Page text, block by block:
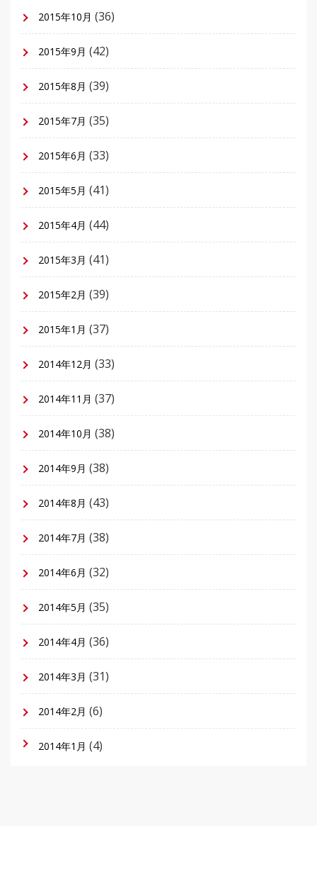
2015年10月 (36)
2015年9月 (42)
2015年8月 (39)
2015年7月 (35)
2015年6月 (33)
2015年5月 (41)
2015年4月 (44)
2015年3月 (41)
2015年2月 (39)
2015年1月 (37)
2014年12月 (33)
2014年11月 (37)
2014年10月 (38)
2014年9月 (38)
2014年8月 (43)
2014年7月 (38)
2014年6月 (32)
2014年5月 (35)
2014年4月 (36)
2014年3月 (31)
2014年2月 (6)
2014年1月 (4)